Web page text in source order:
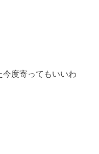
度寄ってもいいわ